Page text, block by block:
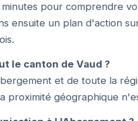
pour comprendre
ensuite un plan d'action
le canton de Vaud ?
et de toute la
géographique